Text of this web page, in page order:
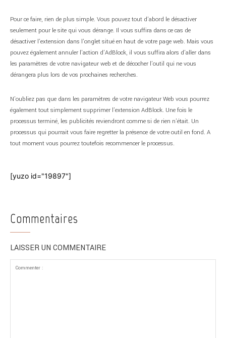
Pour ce faire, rien de plus simple. Vous pouvez tout d’abord le désactiver
seulement pour le site qui vous dérange. Il vous suffira dans ce cas de
désactiver l’extension dans l’onglet situé en haut de votre page web. Mais vous
pouvez également annuler l’action d’AdBlock, il vous suffira alors d’aller dans
les paramètres de votre navigateur web et de décocher l’outil qui ne vous
dérangera plus lors de vos prochaines recherches.
N’oubliez pas que dans les paramètres de votre navigateur Web vous pourrez
également tout simplement supprimer l’extension AdBlock. Une fois le
processus terminé, les publicités reviendront comme si de rien n’était. Un
processus qui pourrait vous faire regretter la présence de votre outil en fond. A
tout moment vous pourrez toutefois recommencer le processus.
[yuzo id="19897"]
Commentaires
LAISSER UN COMMENTAIRE